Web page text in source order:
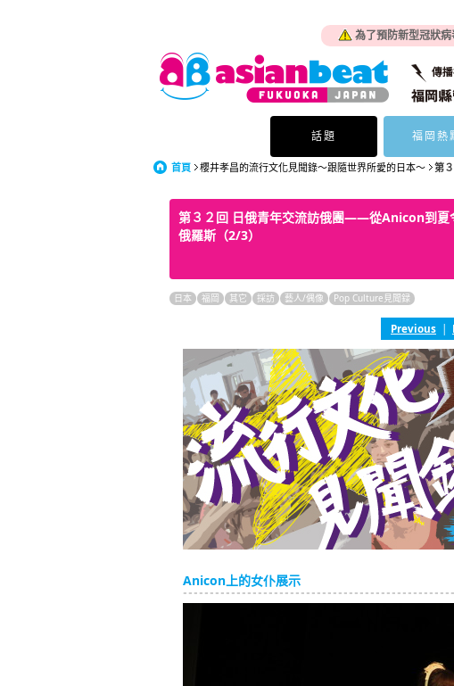
為了預防新型冠狀
話題 福岡熱
首頁 櫻井孝昌的流行文化見聞錄～跟隨世界所愛的日本～ 第
第３２回 日俄青年交流訪俄團——從Anicon到夏
俄羅斯（2/3）
日本 福岡 其它 採訪 藝人/偶像 Pop Culture見聞録
Previous |
Anicon上的女仆展示